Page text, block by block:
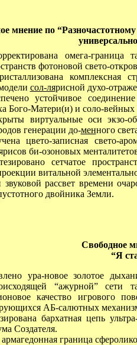
мнение по
омега-граница
фотоновой свето-
комплексная
сол-лярисной духо-
устойчивое соединение
Бого-Матери(и) и соло-
виртуальные оси экзо-
генерации до-менного
цвето-записная свето-
би-озоновых
сетчатое
витальной
рассвет времени
двойника Земли.
Свободное
“Я
ура-новое золотое
“ажурной” сети
качество игрового
АБ-салютных
бархатная цепь
Создателя.
граница